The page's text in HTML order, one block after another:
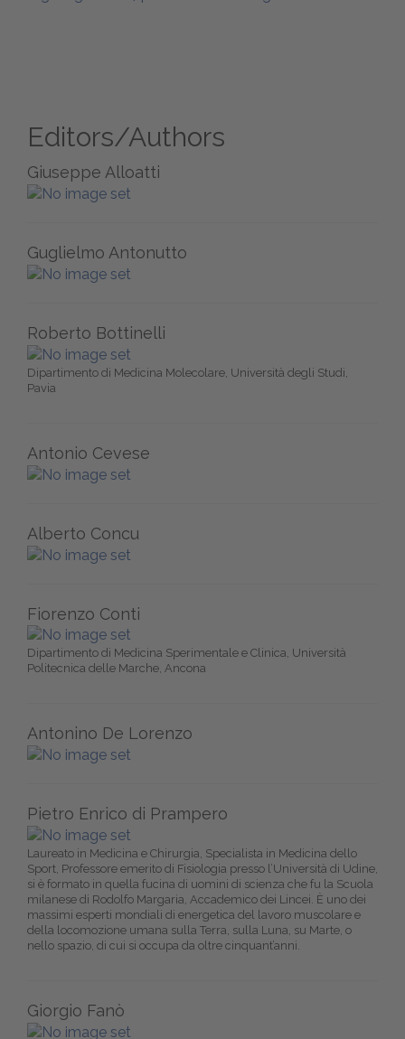
Editors/Authors
Giuseppe Alloatti
Guglielmo Antonutto
Roberto Bottinelli
Dipartimento di Medicina Molecolare, Università degli Studi,
Pavia
Antonio Cevese
Alberto Concu
Fiorenzo Conti
Dipartimento di Medicina Sperimentale e Clinica, Università
Politecnica delle Marche, Ancona
Antonino De Lorenzo
Pietro Enrico di Prampero
Laureato in Medicina e Chirurgia, Specialista in Medicina dello
Sport, Professore emerito di Fisiologia presso l’Università di Udine,
si è formato in quella fucina di uomini di scienza che fu la Scuola
milanese di Rodolfo Margaria, Accademico dei Lincei. È uno dei
massimi esperti mondiali di energetica del lavoro muscolare e
della locomozione umana sulla Terra, sulla Luna, su Marte, o
nello spazio, di cui si occupa da oltre cinquant’anni.
Giorgio Fanò